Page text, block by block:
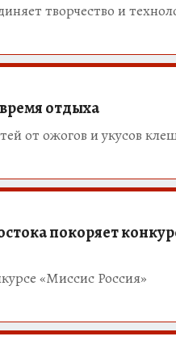
творчество и
отдыха
от ожогов и укусов
покоряет
«Миссис Россия»